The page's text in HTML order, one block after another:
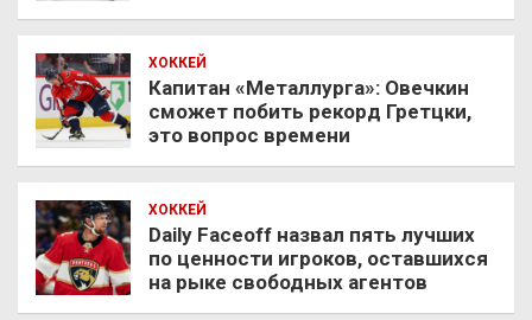
ХОККЕЙ
Капитан «Металлурга»: Овечкин
сможет побить рекорд Гретцки,
это вопрос времени
ХОККЕЙ
Daily Faceoff назвал пять лучших
по ценности игроков, оставшихся
на рыке свободных агентов